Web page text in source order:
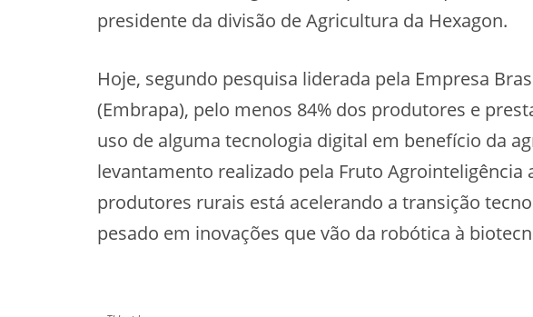
presidente da divisão de Agricultura da Hexagon.
Hoje, segundo pesquisa liderada pela Empresa
(Embrapa), pelo menos 84% dos produtores e
uso de alguma tecnologia digital em benefício da
levantamento realizado pela Fruto Agrointeligência
produtores rurais está acelerando a transição
pesado em inovações que vão da robótica à